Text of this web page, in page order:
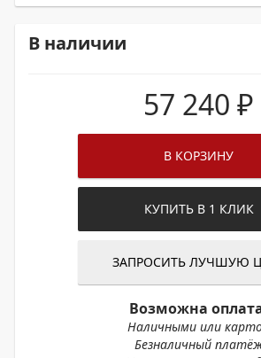
В наличии
57 240 ₽
В КОРЗИНУ
КУПИТЬ В 1 КЛИК
ЗАПРОСИТЬ ЛУЧШУЮ
Возможна
Наличными или
Безналичный